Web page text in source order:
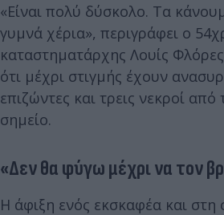
«Είναι πολύ δύσκολο. Τα
γυμνά χέρια», περιγράφει ο
καταστηματάρχης Λουίς
ότι μέχρι στιγμής έχουν
επιζώντες και τρεις νεκροί
σημείο.
«Δεν θα φύγω μέχρι να τον
Η άφιξη ενός εκσκαφέα και στη